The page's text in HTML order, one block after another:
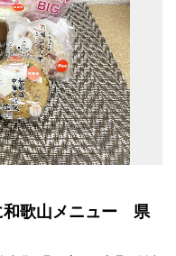
和歌山メニュー 県